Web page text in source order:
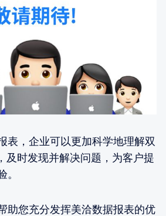
表，企业可以更加科学地理解双
及时发现并解决问题，为客户提
助您充分发挥美洽数据报表的优